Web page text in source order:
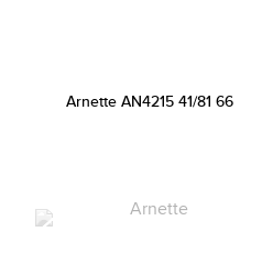
Arnette AN4215 41/81 66